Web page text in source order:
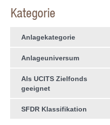
Kategorie
Anlagekategorie
Anlageuniversum
Als UCITS Zielfonds
geeignet
SFDR Klassifikation